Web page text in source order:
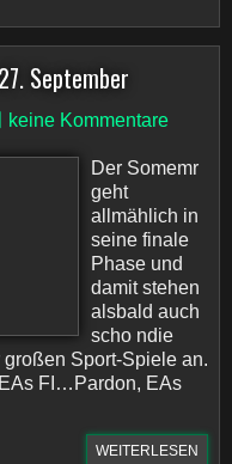
September
keine Kommentare
Der Somemr
geht
allmählich in
seine finale
Phase und
damit stehen
alsbald auch
scho ndie
Sport-Spiele an.
FI…Pardon, EAs
WEITERLESEN